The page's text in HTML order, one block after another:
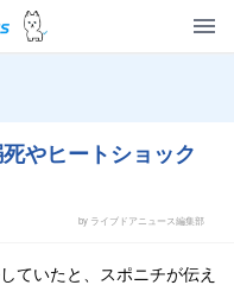
やヒートショック
by ライブドアニュース編集部
ていたと、スポニチが伝え